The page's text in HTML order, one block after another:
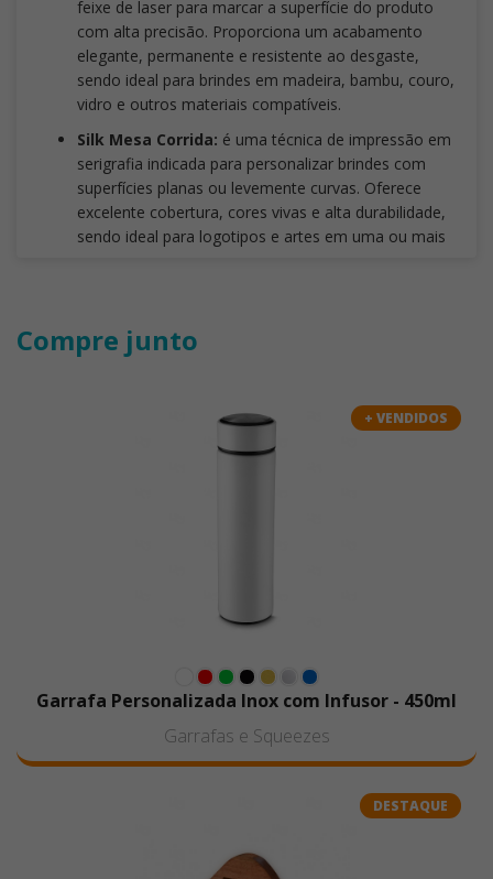
feixe de laser para marcar a superfície do produto
com alta precisão. Proporciona um acabamento
elegante, permanente e resistente ao desgaste,
sendo ideal para brindes em madeira, bambu, couro,
vidro e outros materiais compatíveis.
Silk Mesa Corrida: é uma técnica de impressão em
serigrafia indicada para personalizar brindes com
superfícies planas ou levemente curvas. Oferece
excelente cobertura, cores vivas e alta durabilidade,
sendo ideal para logotipos e artes em uma ou mais
utilizando tinta com acabamento emborrachado.
pequenas tiragense artes coloridas. É indicada
para tecidos com fibras sintéticas ou que contenham
definição dos detalhes e o desempenho da
Compre junto
+ VENDIDOS
Garrafa Personalizada Inox com Infusor - 450ml
Garrafas e Squeezes
DESTAQUE